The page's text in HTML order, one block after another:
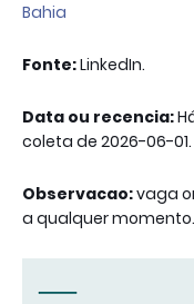
Bahia
Fonte:LinkedIn.
Data ou recencia:
coleta de 2026-06-01.
Observacao:vaga
a qualquer momento.